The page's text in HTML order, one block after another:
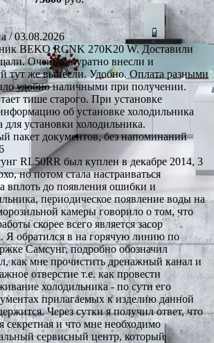
/ 03.08.2026
BEKO RCNK 270K20 W. Доставили
Очень аккуратно внесли и
тут же вынесли. Удобно. Оплата разными
удобно наличными при получении.
тише старого. При установке
об установке холодильника
для установки холодильника.
пакет документов, без напоминаний
RL50RR был куплен в декабре 2014, 3
но потом стала настраиваться
вплоть до появления ошибки и
периодическое появление воды на
камеры говорило о том, что
скорее всего является засор
Я обратился в на горячую линию по
Самсунг, подробно обозначил
как мне прочистить дренажный канал и
отверстие т.е. как провести
холодильника - по сути его
прилагаемых к изделию данной
Через сутки я получил ответ, что
секретная и что мне необходимо
сервисный центр, который